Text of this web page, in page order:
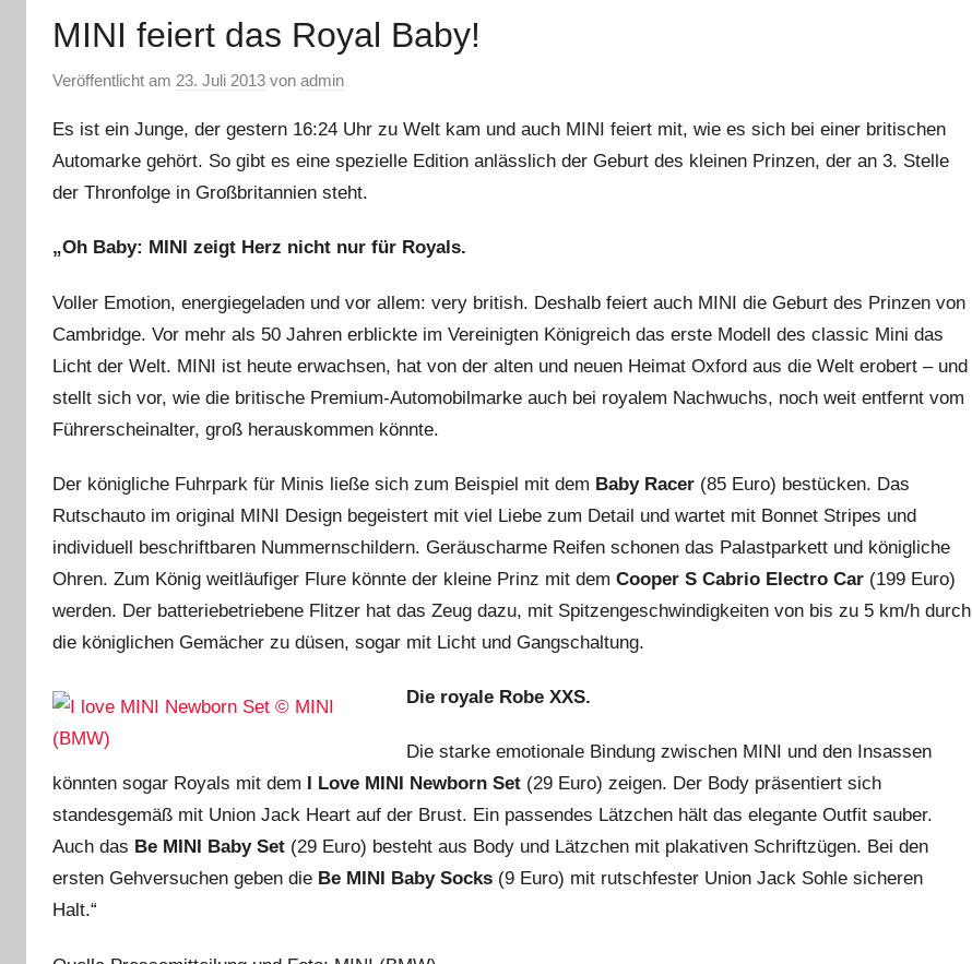
MINI feiert das Royal Baby!
Veröffentlicht am 23. Juli 2013 von admin
Es ist ein Junge, der gestern 16:24 Uhr zu Welt kam und auch MINI feiert mit, wie es sich bei einer britischen
Automarke gehört. So gibt es eine spezielle Edition anlässlich der Geburt des kleinen Prinzen, der an 3. Stelle
der Thronfolge in Großbritannien steht.
„Oh Baby: MINI zeigt Herz nicht nur für Royals.
Voller Emotion, energiegeladen und vor allem: very british. Deshalb feiert auch MINI die Geburt des Prinzen von
Cambridge. Vor mehr als 50 Jahren erblickte im Vereinigten Königreich das erste Modell des classic Mini das
Licht der Welt. MINI ist heute erwachsen, hat von der alten und neuen Heimat Oxford aus die Welt erobert – und
stellt sich vor, wie die britische Premium-Automobilmarke auch bei royalem Nachwuchs, noch weit entfernt vom
Führerscheinalter, groß herauskommen könnte.
Der königliche Fuhrpark für Minis ließe sich zum Beispiel mit dem Baby Racer (85 Euro) bestücken. Das
Rutschauto im original MINI Design begeistert mit viel Liebe zum Detail und wartet mit Bonnet Stripes und
individuell beschriftbaren Nummernschildern. Geräuscharme Reifen schonen das Palastparkett und königliche
Ohren. Zum König weitläufiger Flure könnte der kleine Prinz mit dem Cooper S Cabrio Electro Car (199 Euro)
werden. Der batteriebetriebene Flitzer hat das Zeug dazu, mit Spitzengeschwindigkeiten von bis zu 5 km/h durch
die königlichen Gemächer zu düsen, sogar mit Licht und Gangschaltung.
Die royale Robe XXS.
Die starke emotionale Bindung zwischen MINI und den Insassen
könnten sogar Royals mit dem
I Love MINI Newborn Set (29 Euro) zeigen. Der Body präsentiert sich
standesgemäß mit Union Jack Heart auf der Brust. Ein passendes Lätzchen hält das elegante Outfit sauber.
Auch das Be MINI Baby Set (29 Euro) besteht aus Body und Lätzchen mit plakativen Schriftzügen. Bei den
ersten Gehversuchen geben die Be MINI Baby Socks (9 Euro) mit rutschfester Union Jack Sohle sicheren
Halt.“